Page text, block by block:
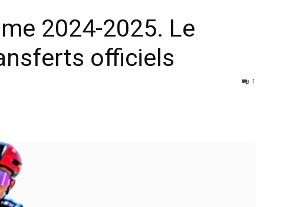
2024-2025. Le
officiels
1